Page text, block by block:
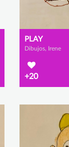
PLAY
Dibujos, Irene
+20